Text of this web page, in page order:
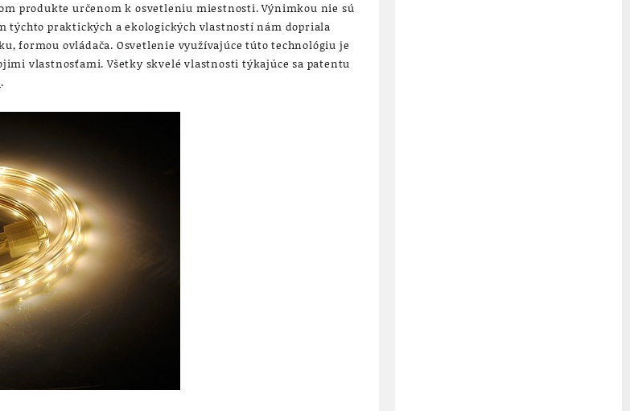
produkte určenom k osvetleniu miestnosti. Výnimkou nie sú
praktických a ekologických vlastností nám dopriala
formou ovládača. Osvetlenie využívajúce túto technológiu je
vlastnosťami. Všetky skvelé vlastnosti týkajúce sa patentu
.